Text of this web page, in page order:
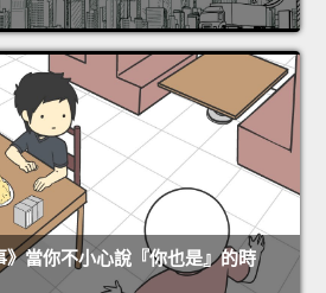
》當你不小心說『你也是』的時